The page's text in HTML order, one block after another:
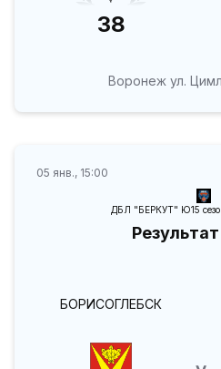
38
Воронеж ул.
05 янв., 15:00
ДБЛ "БЕРКУТ" Ю15
БОРИСОГЛЕБСК